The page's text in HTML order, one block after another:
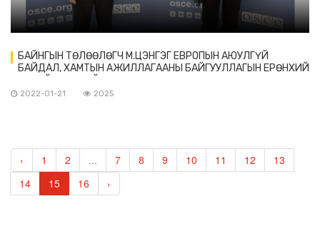
БАЙНГЫН ТӨЛӨӨЛӨГЧ М.ЦЭНГЭГ ЕВРОПЫН АЮУЛГҮЙ
БАЙДАЛ, ХАМТЫН АЖИЛЛАГААНЫ БАЙГУУЛЛАГЫН ЕРӨНХИЙ
2022-01-21 2025
‹ 1 2 ... 7 8 9 10 11 12
13
14
15 16 ›